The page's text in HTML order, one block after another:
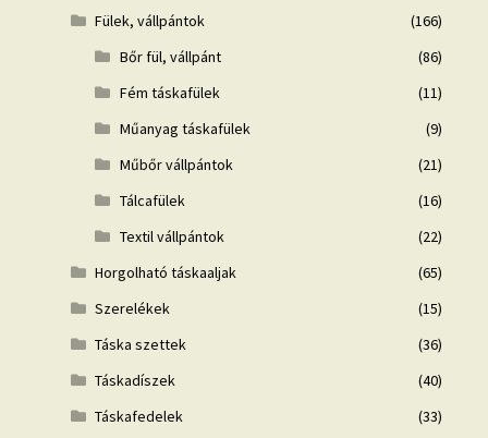
Fülek, vállpántok
(166)
Bőr fül, vállpánt
(86)
Fém táskafülek
(11)
Műanyag táskafülek
(9)
Műbőr vállpántok
(21)
Tálcafülek
(16)
Textil vállpántok
(22)
Horgolható táskaaljak
(65)
Szerelékek
(15)
Táska szettek
(36)
Táskadíszek
(40)
Táskafedelek
(33)